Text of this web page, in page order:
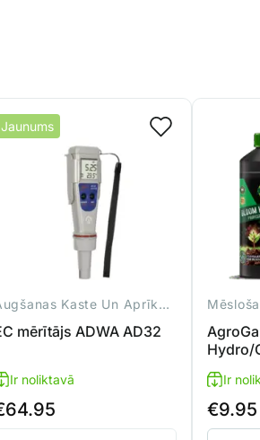
Jaunums
Augšanas Kaste Un Aprīkojums
mērītājs ADWA AD32
Ir noliktavā
64.95
Hydro/
Ir
€9.95